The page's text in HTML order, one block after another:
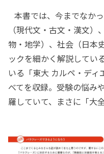
本書では、今までなか
（現代文・古文・漢文
物・地学）、社会（日本
ックを細かく解説してい
いる「東大 カルペ・デ
べてを収録。受験の悩み
羅していて、まさに「大